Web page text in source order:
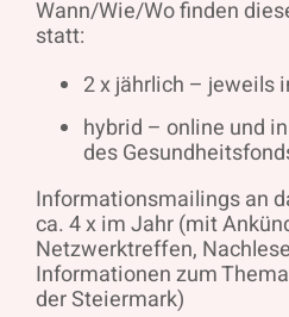
Wann/Wie/Wo finden
statt:
2 x jährlich – jeweils
hybrid – online und
des
Informationsmailings an
ca. 4 x im Jahr (mit
Netzwerktreffen,
Informationen zum
der Steiermark)